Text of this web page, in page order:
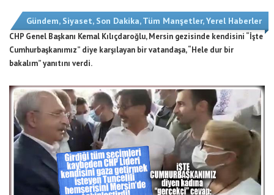
Gündem, Siyaset, Son Dakika,Tüm Manşetler,Yerel Haberler
CHP Genel Başkanı Kemal Kılıçdaroğlu, Mersin gezisinde kendisini “İşte
Cumhurbaşkanımız” diye karşılayan bir vatandaşa, “Hele dur bir
bakalım” yanıtını verdi.